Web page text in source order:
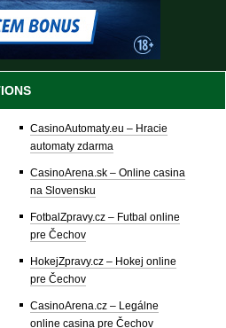
CasinoAutomaty.eu – Hracie
automaty zdarma
CasinoArena.sk – Online casina
na Slovensku
FotbalZpravy.cz – Futbal online
pre Čechov
HokejZpravy.cz – Hokej online
pre Čechov
CasinoArena.cz – Legálne
online casina pre Čechov